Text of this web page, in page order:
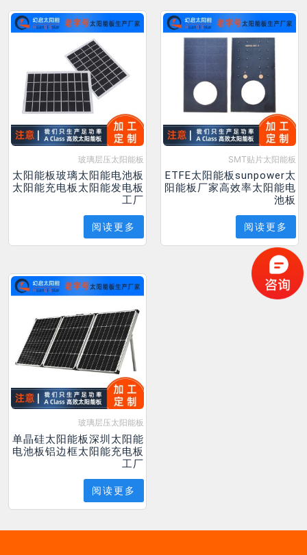
玻璃层压太阳能板
太阳能板玻璃太阳能电池板
太阳能充电板太阳能发电板
工厂
阅读更多
SMT贴片太阳能板
ETFE太阳能板sunpower太
阳能板厂家高效率太阳能电
池板
阅读更多
玻璃层压太阳能板
单晶硅太阳能板深圳太阳能
电池板铝边框太阳能充电板
工厂
阅读更多